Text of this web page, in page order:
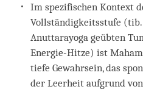
Im spezifischen Kontext
Vollständigkeitsstufe
Anuttarayoga geübten
Energie-Hitze) ist
tiefe Gewahrsein, das
der Leerheit aufgrund